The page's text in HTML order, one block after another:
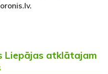
Liepājas atklātajam